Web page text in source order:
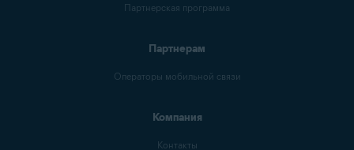
Партнерская программа
Партнерам
Операторы мобильной связи
Компания
Контакты